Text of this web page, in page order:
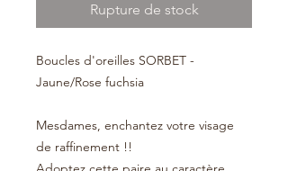
Rupture de stock
Boucles d'oreilles SORBET -
Jaune/Rose fuchsia
Mesdames, enchantez votre visage
de raffinement !!